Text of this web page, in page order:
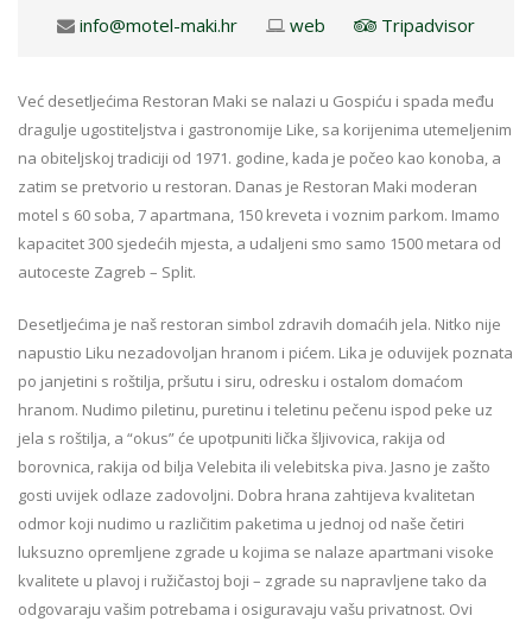
info@motel-maki.hr
web Tripadvisor
Već desetljećima Restoran Maki se nalazi u Gospiću i spada među
dragulje ugostiteljstva i gastronomije Like, sa korijenima utemeljenim
na obiteljskoj tradiciji od 1971. godine, kada je počeo kao konoba, a
zatim se pretvorio u restoran. Danas je Restoran Maki moderan
motel s 60 soba, 7 apartmana, 150 kreveta i voznim parkom. Imamo
kapacitet 300 sjedećih mjesta, a udaljeni smo samo 1500 metara od
autoceste Zagreb – Split.
Desetljećima je naš restoran simbol zdravih domaćih jela. Nitko nije
napustio Liku nezadovoljan hranom i pićem. Lika je oduvijek poznata
po janjetini s roštilja, pršutu i siru, odresku i ostalom domaćom
hranom. Nudimo piletinu, puretinu i teletinu pečenu ispod peke uz
jela s roštilja, a “okus” će upotpuniti lička šljivovica, rakija od
borovnica, rakija od bilja Velebita ili velebitska piva. Jasno je zašto
gosti uvijek odlaze zadovoljni. Dobra hrana zahtijeva kvalitetan
odmor koji nudimo u različitim paketima u jednoj od naše četiri
luksuzno opremljene zgrade u kojima se nalaze apartmani visoke
kvalitete u plavoj i ružičastoj boji – zgrade su napravljene tako da
odgovaraju vašim potrebama i osiguravaju vašu privatnost. Ovi